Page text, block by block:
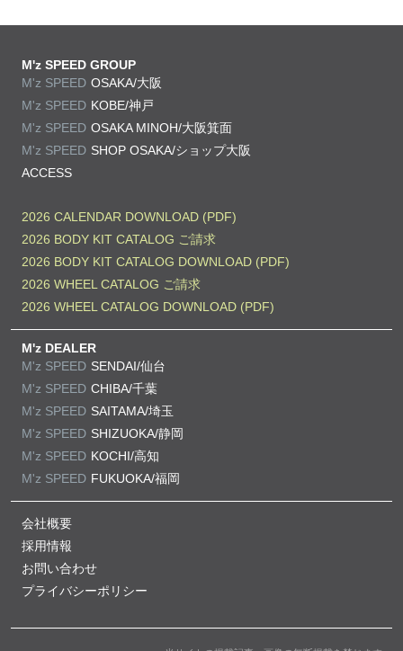
M'z SPEED GROUP
M'z SPEED OSAKA/大阪
M'z SPEED KOBE/神戸
M'z SPEED OSAKA MINOH/大阪箕面
M'z SPEED SHOP OSAKA/ショップ大阪
ACCESS
2026 CALENDAR DOWNLOAD (PDF)
2026 BODY KIT CATALOG ご請求
2026 BODY KIT CATALOG DOWNLOAD (PDF)
2026 WHEEL CATALOG ご請求
2026 WHEEL CATALOG DOWNLOAD (PDF)
M'z DEALER
M'z SPEED SENDAI/仙台
M'z SPEED CHIBA/千葉
M'z SPEED SAITAMA/埼玉
M'z SPEED SHIZUOKA/静岡
M'z SPEED KOCHI/高知
M'z SPEED FUKUOKA/福岡
会社概要
採用情報
お問い合わせ
プライバシーポリシー